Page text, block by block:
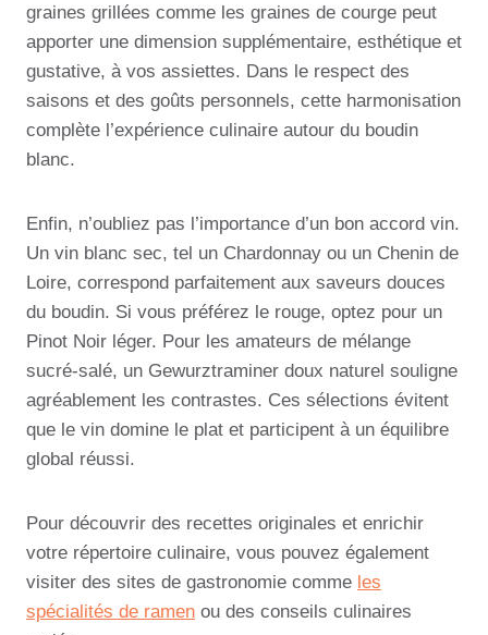
graines grillées comme les graines de courge peut
apporter une dimension supplémentaire, esthétique et
gustative, à vos assiettes. Dans le respect des
saisons et des goûts personnels, cette harmonisation
complète l’expérience culinaire autour du boudin
blanc.
Enfin, n’oubliez pas l’importance d’un bon accord vin.
Un vin blanc sec, tel un Chardonnay ou un Chenin de
Loire, correspond parfaitement aux saveurs douces
du boudin. Si vous préférez le rouge, optez pour un
Pinot Noir léger. Pour les amateurs de mélange
sucré-salé, un Gewurztraminer doux naturel souligne
agréablement les contrastes. Ces sélections évitent
que le vin domine le plat et participent à un équilibre
global réussi.
Pour découvrir des recettes originales et enrichir
votre répertoire culinaire, vous pouvez également
visiter des sites de gastronomie comme les
spécialités de ramen ou des conseils culinaires